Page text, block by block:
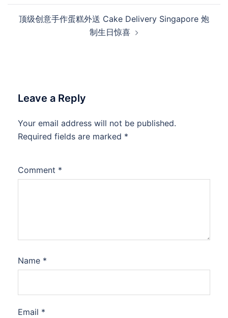
顶级创意手作蛋糕外送 Cake Delivery Singapore 炮
制生日惊喜
Leave a Reply
Your email address will not be published.
Required fields are marked *
Comment *
Name *
Email *